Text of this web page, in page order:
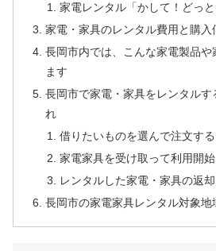
家電レンタル「かして！どっ
家電・家具のレンタル費用と購入
長岡市内では、こんな家電製品や
ます
長岡市で家電・家具をレンタル
れ
借りたいものを選んで注文する
家電家具を受け取って利用開始
レンタルした家電・家具の返却
長岡市の家電家具レンタル対象地